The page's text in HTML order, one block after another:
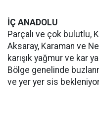
İÇ ANADOLU
Parçalı ve çok bulutlu,
Aksaray, Karaman ve
karışık yağmur ve kar
Bölge genelinde
ve yer yer sis